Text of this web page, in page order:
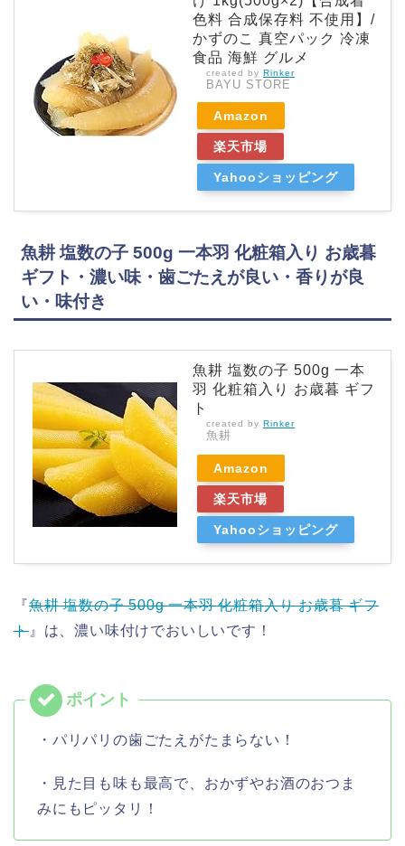
色料 合成保存料 不使用】/
かずのこ 真空パック 冷凍
食品 海鮮 グルメ
created by Rinker
BAYU STORE
Amazon
楽天市場
Yahooショッピング
魚耕 塩数の子 500g 一本羽 化粧箱入り お歳暮
ギフト・濃い味・歯ごたえが良い・香りが良
い・味付き
魚耕 塩数の子 500g 一本
羽 化粧箱入り お歳暮 ギフ
ト
created by Rinker
魚耕
Amazon
楽天市場
Yahooショッピング
『魚耕 塩数の子 500g 一本羽 化粧箱入り お歳暮 ギフ
ト』は、濃い味付けでおいしいです！
・パリパリの歯ごたえがたまらない！
・見た目も味も最高で、おかずやお酒のおつま
みにもピッタリ！